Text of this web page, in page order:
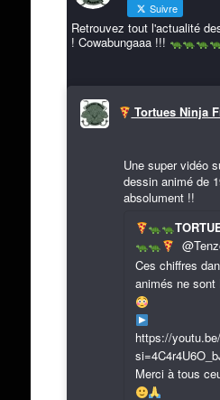
Suivre
Retrouvez tout l'actualité
! Cowabungaaa !!!
Tortues Ninja
Une super vidéo
dessin animé de
absolument !!
Ces chiffres
animés ne
https://
Merci à tous